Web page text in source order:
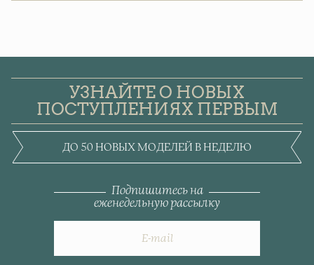
УЗНАЙТЕ О НОВЫХ
ПОСТУПЛЕНИЯХ ПЕРВЫМ
ДО 50 НОВЫХ МОДЕЛЕЙ В НЕДЕЛЮ
Подпишитесь на
еженедельную рассылку